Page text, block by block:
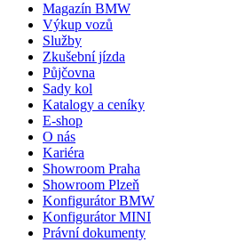
Magazín BMW
Výkup vozů
Služby
Zkušební jízda
Půjčovna
Sady kol
Katalogy a ceníky
E-shop
O nás
Kariéra
Showroom Praha
Showroom Plzeň
Konfigurátor BMW
Konfigurátor MINI
Právní dokumenty